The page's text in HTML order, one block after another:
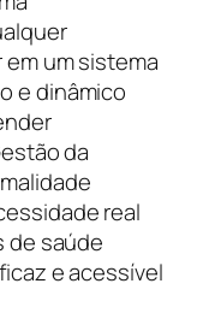
um sistema
e dinâmico
da
real
de saúde
e acessível